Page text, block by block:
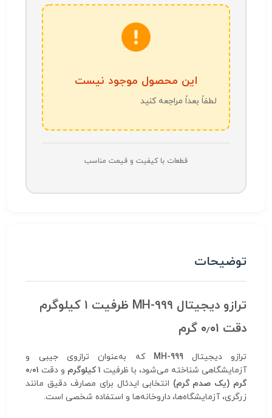
این محصول موجود نیست
لطفاً بعداً مراجعه کنید
قطعات با کیفیت و قیمت مناسب
توضیحات
ترازو دیجیتال MH-999 ظرفیت ۱ کیلوگرم
دقت ۰٫۰۱ گرم
ترازو دیجیتالMH-999 که به‌عنوان ترازوی جیبی و
آزمایشگاهی شناخته می‌شود، با ظرفیت ۱ کیلوگرم و دقت ۰٫۰۱
گرم (یک صدم گرم) انتخابی ایدئال برای مصارف دقیق مانند
زرگری، آزمایشگاه‌ها، داروخانه‌ها و استفاده شخصی است.